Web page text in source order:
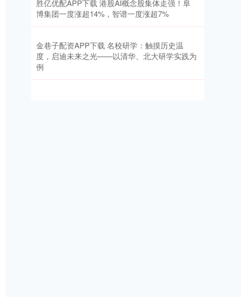
胜亿优配APP下载 港股AI概念股集体走强！阜
博集团一度涨超14%，智谱一度涨超7%
金巷子配资APP下载 名校研学：触摸历史温
度，启迪未来之光——以清华、北大研学实践为
例